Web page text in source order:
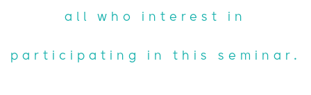
all who interest in
participating in this seminar.